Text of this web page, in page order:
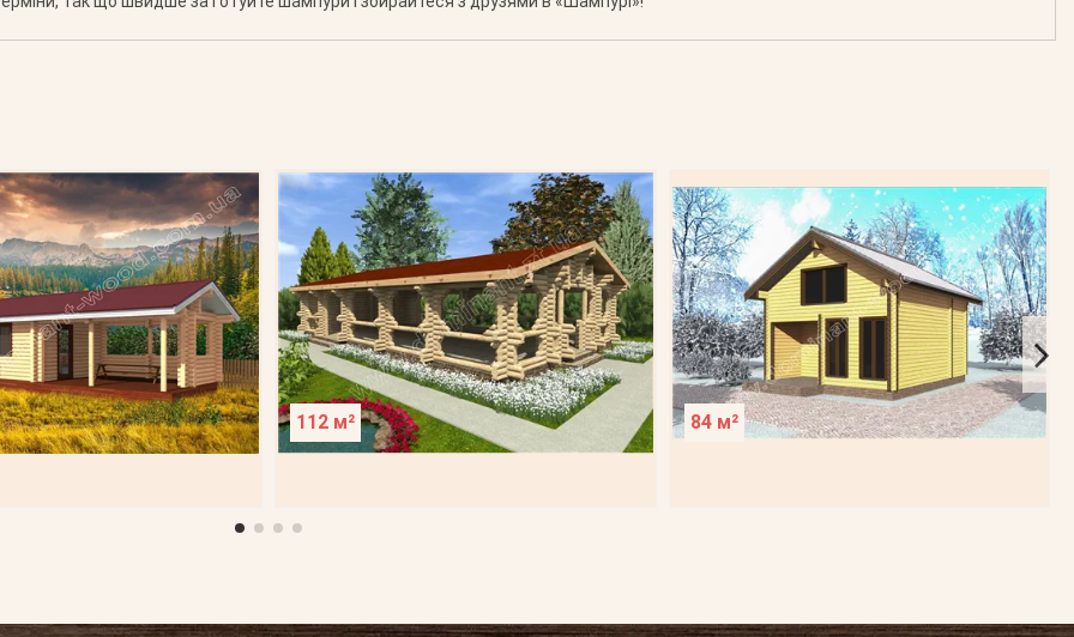
112 м² 84 м²